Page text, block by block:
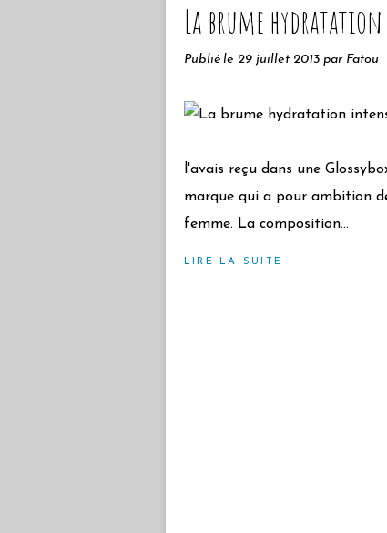
La brume
Publié le 29 juillet 2013 par Fatou
l'avais reçu dans une
marque qui a pour ambition
femme. La composition...
LIRE LA SUITE